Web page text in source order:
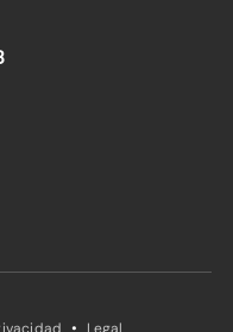
Legal